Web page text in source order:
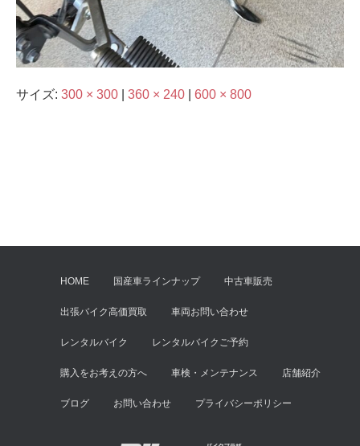
サイズ: 300 × 300 360 × 240 600 × 800
HOME 国産車ラインナップ 中古車販売
出張バイク高価買取 車両お問い合わせ
レンタルバイク レンタルバイクご予約
購入をお考えの方へ 車検・メンテナンス 店舗紹介
ブログ お問い合わせ プライバシーポリシー